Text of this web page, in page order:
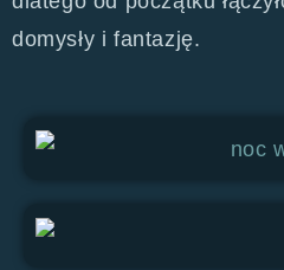
domysły i fantazję.